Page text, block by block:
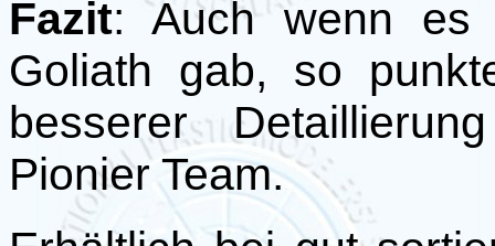
Fazit: Auch wenn es
Goliath gab, so
besserer
Pionier Team.